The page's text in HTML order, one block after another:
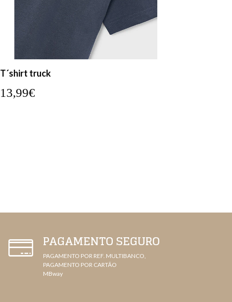
T´shirt nave
15,99€
PAGAMENTO SEGURO
PAGAMENTO POR REF. MULTIBANCO,
PAGAMENTO POR CARTÃO
MBway